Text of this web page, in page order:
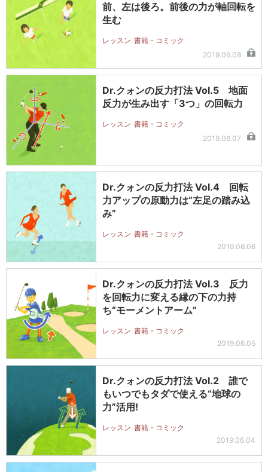
前、左は後ろ。前後の力が軸回転を
生む
レッスン 書籍・コミック
2019.06.08
Dr.クォンの反力打法 Vol.5 地面
反力が生み出す「3つ」の回転力
レッスン 書籍・コミック
2019.06.07
Dr.クォンの反力打法 Vol.4 回転
力アップの原動力は“左足の踏み込
み”
レッスン 書籍・コミック
2019.06.06
Dr.クォンの反力打法 Vol.3 反力
を回転力に変える縁の下の力持
ち“モーメントアーム”
レッスン 書籍・コミック
2019.06.05
Dr.クォンの反力打法 Vol.2 誰で
もいつでもタダで使える“地球の
力”活用!
レッスン 書籍・コミック
2019.06.04